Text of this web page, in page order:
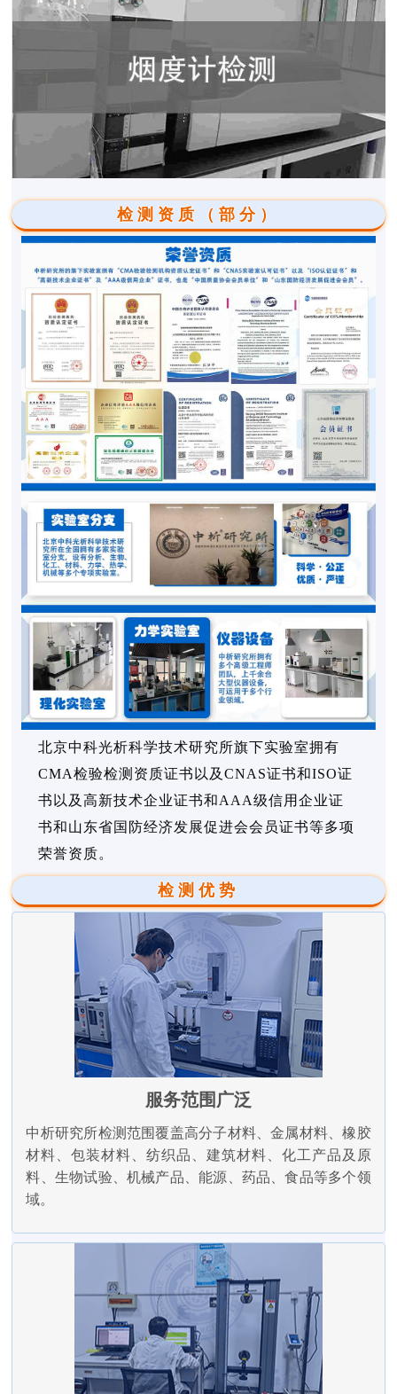
检测资质（部分）
北京中科光析科学技术研究所旗下实验室拥有
CMA检验检测资质证书以及CNAS证书和ISO证
书以及高新技术企业证书和AAA级信用企业证
书和山东省国防经济发展促进会会员证书等多项
荣誉资质。
检测优势
服务范围广泛
中析研究所检测范围覆盖高分子材料、金属材料、橡胶
材料、包装材料、纺织品、建筑材料、化工产品及原
料、生物试验、机械产品、能源、药品、食品等多个领
域。